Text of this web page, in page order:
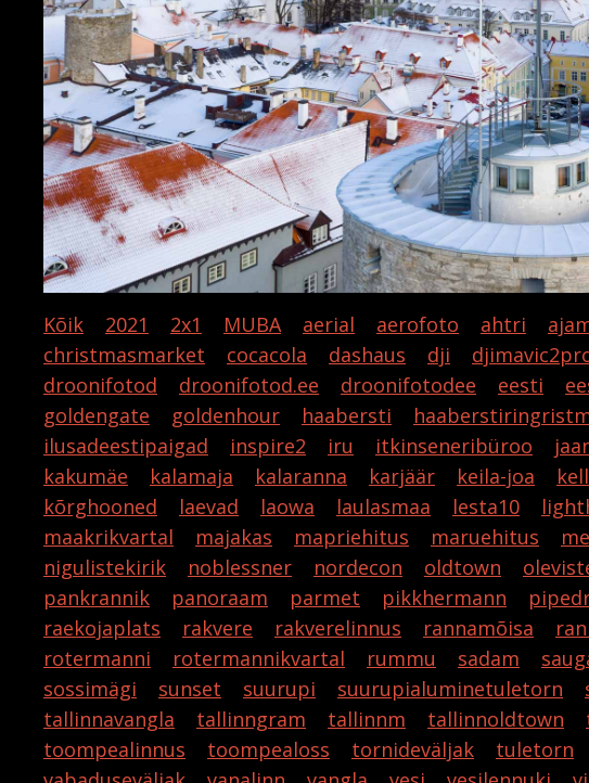
Kõik 2021 2x1 MUBA aerial aerofoto ahtri
christmasmarket
cocacola dashaus dji
droonifotod
droonifotod.ee droonifotodee eesti
goldengate
goldenhour haabersti
ilusadeestipaigad
inspire2 iru itkinseneribüroo
kakumäe
kalamaja kalaranna karjäär keila-joa
kõrghooned
laevad laowa laulasmaa lesta10
maakrikvartal
majakas mapriehitus maruehitus
nigulistekirik
noblessner nordecon oldtown
pankrannik
panoraam parmet pikkhermann
raekojaplats
rakvere rakverelinnus rannamõisa
rotermanni
rotermannikvartal rummu sadam
sossimägi
sunset suurupi suurupialuminetuletorn
tallinnavangla
tallinngram tallinnm tallinnoldtown
toompealinnus
toompealoss tornideväljak tuletorn